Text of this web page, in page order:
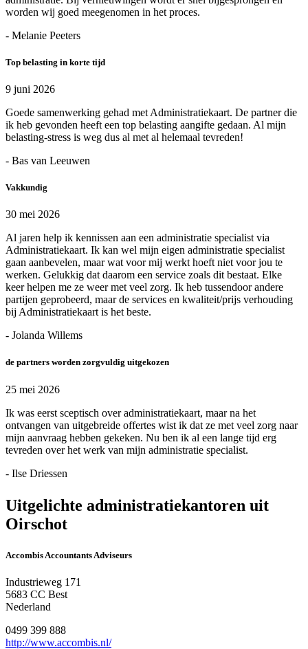
worden wij goed meegenomen in het proces.
- Melanie Peeters
Top belasting in korte tijd
9 juni 2026
Goede samenwerking gehad met Administratiekaart. De partner die
ik heb gevonden heeft een top belasting aangifte gedaan. Al mijn
belasting-stress is weg dus al met al helemaal tevreden!
- Bas van Leeuwen
Vakkundig
30 mei 2026
Al jaren help ik kennissen aan een administratie specialist via
Administratiekaart. Ik kan wel mijn eigen administratie specialist
gaan aanbevelen, maar wat voor mij werkt hoeft niet voor jou te
werken. Gelukkig dat daarom een service zoals dit bestaat. Elke
keer helpen me ze weer met veel zorg. Ik heb tussendoor andere
partijen geprobeerd, maar de services en kwaliteit/prijs verhouding
bij Administratiekaart is het beste.
- Jolanda Willems
de partners worden zorgvuldig uitgekozen
25 mei 2026
Ik was eerst sceptisch over administratiekaart, maar na het
ontvangen van uitgebreide offertes wist ik dat ze met veel zorg naar
mijn aanvraag hebben gekeken. Nu ben ik al een lange tijd erg
tevreden over het werk van mijn administratie specialist.
- Ilse Driessen
Uitgelichte administratiekantoren uit
Oirschot
Accombis Accountants Adviseurs
Industrieweg 171
5683 CC Best
Nederland
0499 399 888
http://www.accombis.nl/